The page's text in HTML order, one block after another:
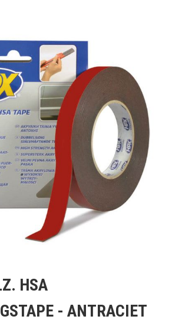
HSA
- ANTRACIET